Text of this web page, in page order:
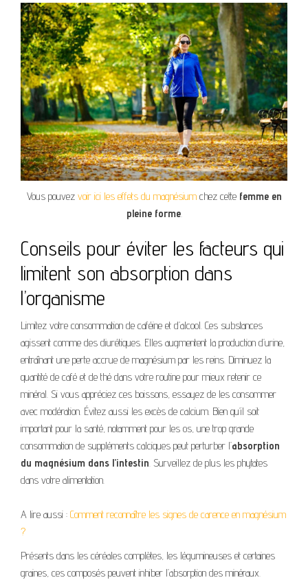
Vous pouvez voir ici les effets du magnésiumchez cette femme en
pleine forme.
Conseils pour éviter les facteurs qui
limitent son absorption dans
l’organisme
Limitez votre consommation de caféine et d’alcool. Ces substances
agissent comme des diurétiques. Elles augmentent la production d’urine,
entraînant une perte accrue de magnésium par les reins. Diminuez la
quantité de café et de thé dans votre routine pour mieux retenir ce
minéral. Si vous appréciez ces boissons, essayez de les consommer
avec modération. Évitez aussi les excès de calcium. Bien qu’il soit
important pour la santé, notamment pour les os, une trop grande
consommation de suppléments calciques peut perturber l’absorption
du magnésium dans l’intestin . Surveillez de plus les phytates
dans votre alimentation.
A lire aussi : Comment reconnaître les signes de carence en magnésium
?
Présents dans les céréales complètes, les légumineuses et certaines
graines, ces composés peuvent inhiber l’absorption des minéraux.